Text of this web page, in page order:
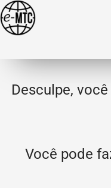
Desculpe,
Você pode